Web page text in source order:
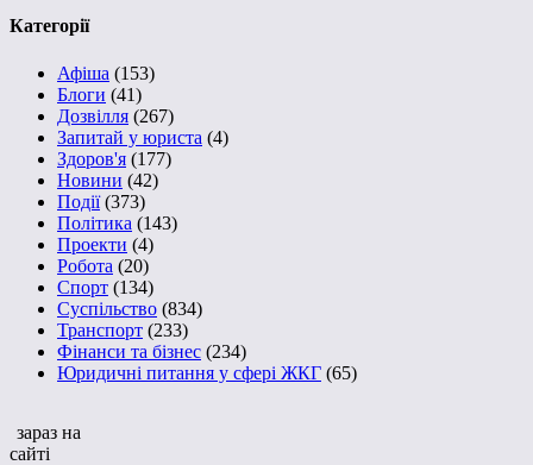
Категорії
Афіша (153)
Блоги (41)
Дозвілля (267)
Запитай у юриста (4)
Здоров'я (177)
Новини (42)
Події(373)
Політика (143)
Проекти (4)
Робота (20)
Спорт (134)
Суспільство (834)
Транспорт (233)
Фінанси та бізнес (234)
Юридичні питання у сфері ЖКГ (65)
зараз на
сайті